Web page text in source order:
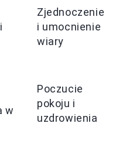
Zjednoczenie
i umocnienie
wiary
w
Poczucie
pokoju i
uzdrowienia